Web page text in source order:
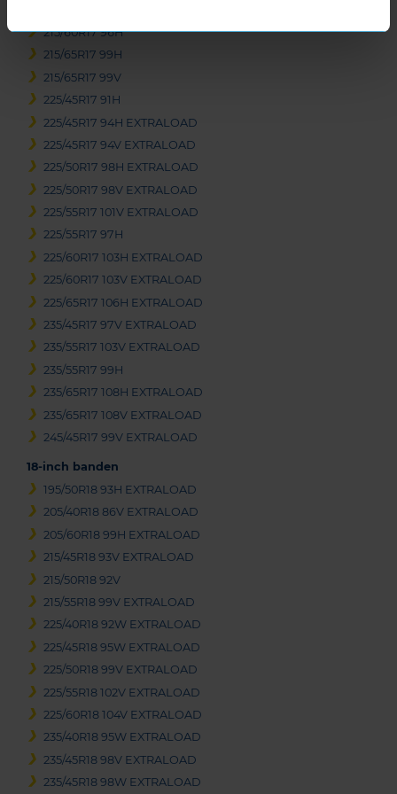
215/60R17 96H
215/65R17 99H
215/65R17 99V
225/45R17 91H
225/45R17 94H EXTRALOAD
225/45R17 94V EXTRALOAD
225/50R17 98H EXTRALOAD
225/50R17 98V EXTRALOAD
225/55R17 101V EXTRALOAD
225/55R17 97H
225/60R17 103H EXTRALOAD
225/60R17 103V EXTRALOAD
225/65R17 106H EXTRALOAD
235/45R17 97V EXTRALOAD
235/55R17 103V EXTRALOAD
235/55R17 99H
235/65R17 108H EXTRALOAD
235/65R17 108V EXTRALOAD
245/45R17 99V EXTRALOAD
18-inch banden
195/50R18 93H EXTRALOAD
205/40R18 86V EXTRALOAD
205/60R18 99H EXTRALOAD
215/45R18 93V EXTRALOAD
215/50R18 92V
215/55R18 99V EXTRALOAD
225/40R18 92W EXTRALOAD
225/45R18 95W EXTRALOAD
225/50R18 99V EXTRALOAD
225/55R18 102V EXTRALOAD
225/60R18 104V EXTRALOAD
235/40R18 95W EXTRALOAD
235/45R18 98V EXTRALOAD
235/45R18 98W EXTRALOAD